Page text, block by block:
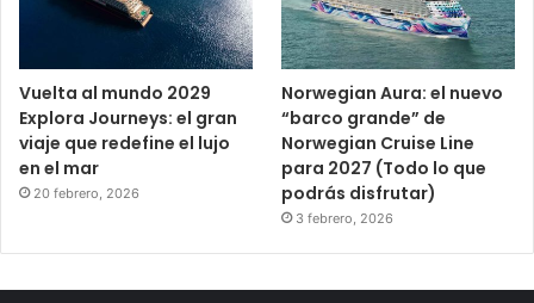
Vuelta al mundo 2029
Explora Journeys: el gran
viaje que redefine el lujo
en el mar
20 febrero, 2026
Norwegian Aura: el nuevo
“barco grande” de
Norwegian Cruise Line
para 2027 (Todo lo que
podrás disfrutar)
3 febrero, 2026